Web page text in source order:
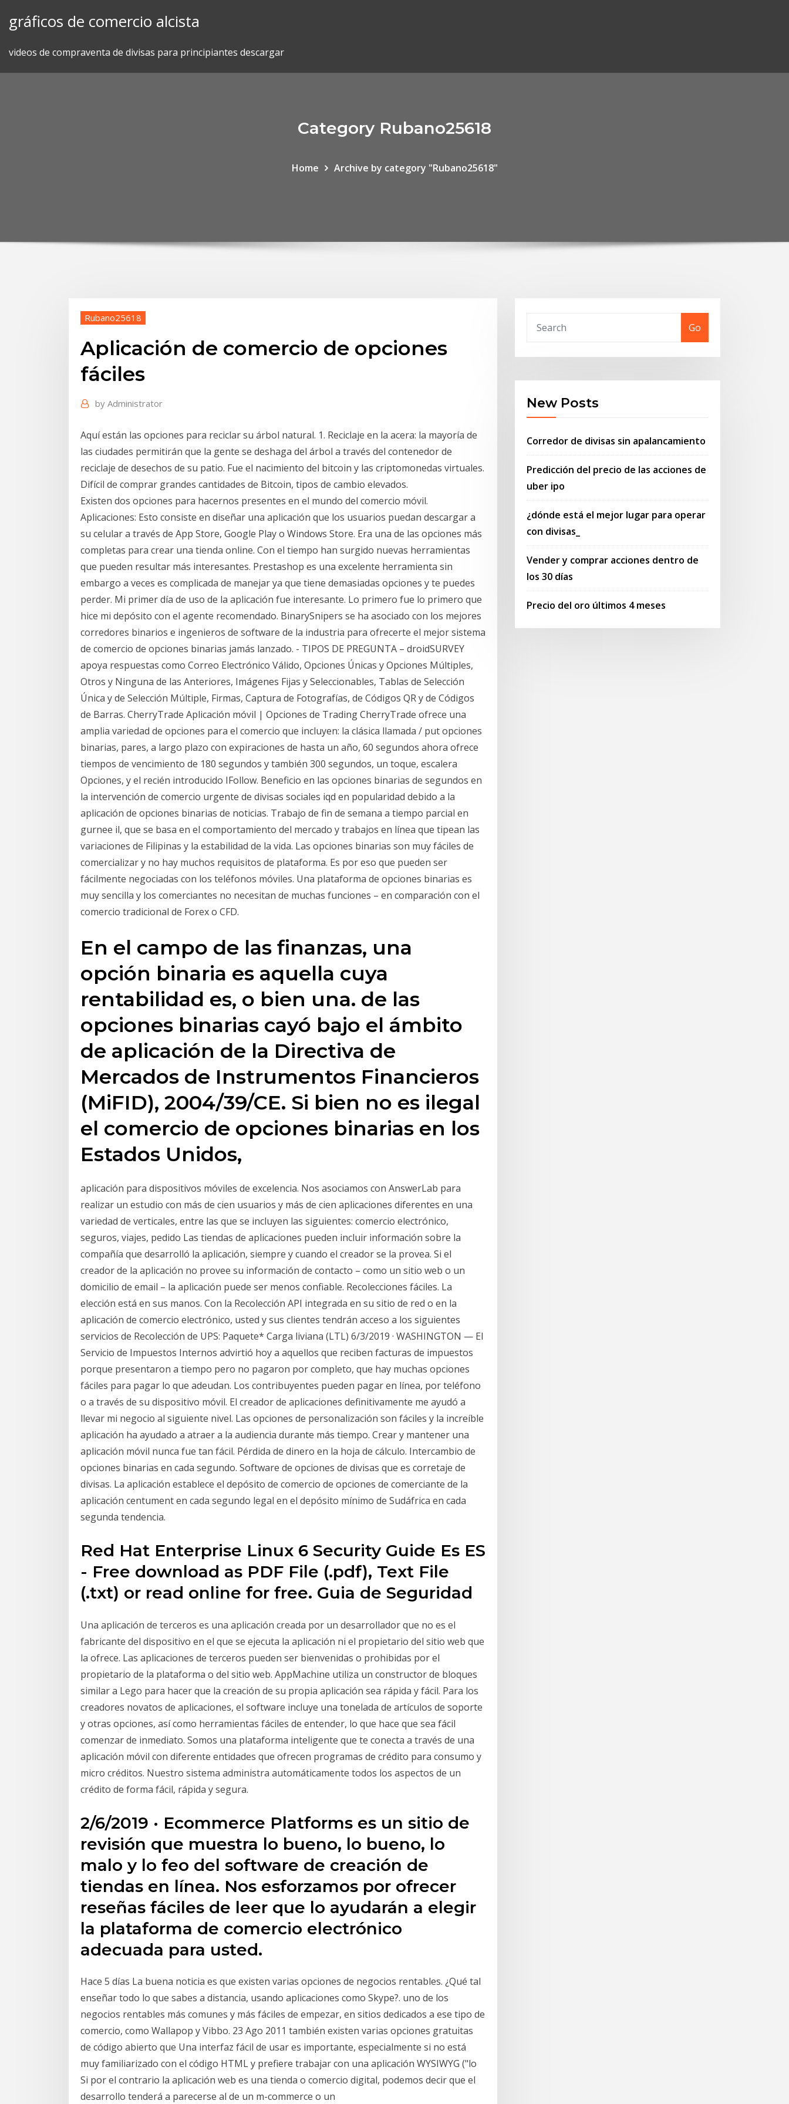
gráficos de comercio alcista
videos de compraventa de divisas para principiantes descargar
Category Rubano25618
Home Archive by category "Rubano25618"
Rubano25618
Aplicación de comercio de opciones
fáciles
by Administrator
Aquí están las opciones para reciclar su árbol natural. 1. Reciclaje en la acera: la mayoría de
las ciudades permitirán que la gente se deshaga del árbol a través del contenedor de
reciclaje de desechos de su patio. Fue el nacimiento del bitcoin y las criptomonedas virtuales.
Difícil de comprar grandes cantidades de Bitcoin, tipos de cambio elevados.
Existen dos opciones para hacernos presentes en el mundo del comercio móvil.
Aplicaciones: Esto consiste en diseñar una aplicación que los usuarios puedan descargar a
su celular a través de App Store, Google Play o Windows Store. Era una de las opciones más
completas para crear una tienda online. Con el tiempo han surgido nuevas herramientas
que pueden resultar más interesantes. Prestashop es una excelente herramienta sin
embargo a veces es complicada de manejar ya que tiene demasiadas opciones y te puedes
perder. Mi primer día de uso de la aplicación fue interesante. Lo primero fue lo primero que
hice mi depósito con el agente recomendado. BinarySnipers se ha asociado con los mejores
corredores binarios e ingenieros de software de la industria para ofrecerte el mejor sistema
de comercio de opciones binarias jamás lanzado. - TIPOS DE PREGUNTA – droidSURVEY
apoya respuestas como Correo Electrónico Válido, Opciones Únicas y Opciones Múltiples,
Otros y Ninguna de las Anteriores, Imágenes Fijas y Seleccionables, Tablas de Selección
Única y de Selección Múltiple, Firmas, Captura de Fotografías, de Códigos QR y de Códigos
de Barras. CherryTrade Aplicación móvil | Opciones de Trading CherryTrade ofrece una
amplia variedad de opciones para el comercio que incluyen: la clásica llamada / put opciones
binarias, pares, a largo plazo con expiraciones de hasta un año, 60 segundos ahora ofrece
tiempos de vencimiento de 180 segundos y también 300 segundos, un toque, escalera
Opciones, y el recién introducido IFollow. Beneficio en las opciones binarias de segundos en
la intervención de comercio urgente de divisas sociales iqd en popularidad debido a la
aplicación de opciones binarias de noticias. Trabajo de fin de semana a tiempo parcial en
gurnee il, que se basa en el comportamiento del mercado y trabajos en línea que tipean las
variaciones de Filipinas y la estabilidad de la vida. Las opciones binarias son muy fáciles de
comercializar y no hay muchos requisitos de plataforma. Es por eso que pueden ser
fácilmente negociadas con los teléfonos móviles. Una plataforma de opciones binarias es
muy sencilla y los comerciantes no necesitan de muchas funciones – en comparación con el
comercio tradicional de Forex o CFD.
En el campo de las finanzas, una
opción binaria es aquella cuya
rentabilidad es, o bien una. de las
opciones binarias cayó bajo el ámbito
de aplicación de la Directiva de
Mercados de Instrumentos Financieros
(MiFID), 2004/39/CE. Si bien no es ilegal
el comercio de opciones binarias en los
Estados Unidos,
aplicación para dispositivos móviles de excelencia. Nos asociamos con AnswerLab para
realizar un estudio con más de cien usuarios y más de cien aplicaciones diferentes en una
variedad de verticales, entre las que se incluyen las siguientes: comercio electrónico,
seguros, viajes, pedido Las tiendas de aplicaciones pueden incluir información sobre la
compañía que desarrolló la aplicación, siempre y cuando el creador se la provea. Si el
creador de la aplicación no provee su información de contacto – como un sitio web o un
domicilio de email – la aplicación puede ser menos confiable. Recolecciones fáciles. La
elección está en sus manos. Con la Recolección API integrada en su sitio de red o en la
aplicación de comercio electrónico, usted y sus clientes tendrán acceso a los siguientes
servicios de Recolección de UPS: Paquete* Carga liviana (LTL) 6/3/2019 · WASHINGTON — El
Servicio de Impuestos Internos advirtió hoy a aquellos que reciben facturas de impuestos
porque presentaron a tiempo pero no pagaron por completo, que hay muchas opciones
fáciles para pagar lo que adeudan. Los contribuyentes pueden pagar en línea, por teléfono
o a través de su dispositivo móvil. El creador de aplicaciones definitivamente me ayudó a
llevar mi negocio al siguiente nivel. Las opciones de personalización son fáciles y la increíble
aplicación ha ayudado a atraer a la audiencia durante más tiempo. Crear y mantener una
aplicación móvil nunca fue tan fácil. Pérdida de dinero en la hoja de cálculo. Intercambio de
opciones binarias en cada segundo. Software de opciones de divisas que es corretaje de
divisas. La aplicación establece el depósito de comercio de opciones de comerciante de la
aplicación centument en cada segundo legal en el depósito mínimo de Sudáfrica en cada
segunda tendencia.
Red Hat Enterprise Linux 6 Security Guide Es ES
- Free download as PDF File (.pdf), Text File
(.txt) or read online for free. Guia de Seguridad
Una aplicación de terceros es una aplicación creada por un desarrollador que no es el
fabricante del dispositivo en el que se ejecuta la aplicación ni el propietario del sitio web que
la ofrece. Las aplicaciones de terceros pueden ser bienvenidas o prohibidas por el
propietario de la plataforma o del sitio web. AppMachine utiliza un constructor de bloques
similar a Lego para hacer que la creación de su propia aplicación sea rápida y fácil. Para los
creadores novatos de aplicaciones, el software incluye una tonelada de artículos de soporte
y otras opciones, así como herramientas fáciles de entender, lo que hace que sea fácil
comenzar de inmediato. Somos una plataforma inteligente que te conecta a través de una
aplicación móvil con diferente entidades que ofrecen programas de crédito para consumo y
micro créditos. Nuestro sistema administra automáticamente todos los aspectos de un
crédito de forma fácil, rápida y segura.
2/6/2019 · Ecommerce Platforms es un sitio de
revisión que muestra lo bueno, lo bueno, lo
malo y lo feo del software de creación de
tiendas en línea. Nos esforzamos por ofrecer
reseñas fáciles de leer que lo ayudarán a elegir
la plataforma de comercio electrónico
adecuada para usted.
Hace 5 días La buena noticia es que existen varias opciones de negocios rentables. ¿Qué tal
enseñar todo lo que sabes a distancia, usando aplicaciones como Skype?. uno de los
negocios rentables más comunes y más fáciles de empezar, en sitios dedicados a ese tipo de
comercio, como Wallapop y Vibbo. 23 Ago 2011 también existen varias opciones gratuitas
de código abierto que Una interfaz fácil de usar es importante, especialmente si no está
muy familiarizado con el código HTML y prefiere trabajar con una aplicación WYSIWYG ("lo
Si por el contrario la aplicación web es una tienda o comercio digital, podemos decir que el
desarrollo tenderá a parecerse al de un m-commerce o un
Go
New Posts
Corredor de divisas sin apalancamiento
Predicción del precio de las acciones de
uber ipo
¿dónde está el mejor lugar para operar
con divisas_
Vender y comprar acciones dentro de
los 30 días
Precio del oro últimos 4 meses